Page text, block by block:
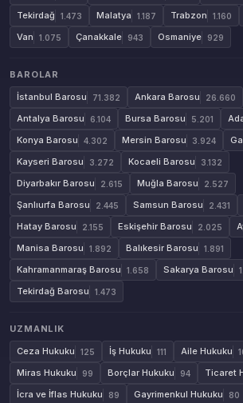
Tekirdağ 1.473 Malatya 1.187 Trabzon 1.160
Van 1.075 Çanakkale 943 Osmaniye 929
BAROLAR
İstanbul Barosu
71.382 Ankara Barosu 26.660
Antalya Barosu 6.104 Bursa Barosu 5.201
Konya Barosu 4.302 Mersin Barosu 3.924
Kayseri Barosu 3.272 Kocaeli Barosu 3.132
Diyarbakır Barosu 2.615 Muğla Barosu 2.527
Şanlıurfa Barosu 2.445 Samsun Barosu 2.431
Hatay Barosu 2.155 Eskişehir Barosu 2.025
Manisa Barosu 1.892 Balıkesir Barosu 1.891
Kahramanmaraş Barosu 1.658 Sakarya Barosu
Tekirdağ Barosu 1.473
UZMANLIK
Ceza Hukuku
125 İş Hukuku 111 Aile Hukuku
Miras Hukuku 99 Borçlar Hukuku 94 Ticaret
İcra ve İflas Hukuku 89 Gayrimenkul Hukuku 80